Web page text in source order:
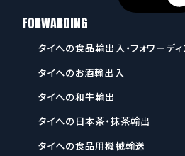
FORWARDING
タイへの食品輸出入・フォワーデ
タイへのお酒輸出入
タイへの和牛輸出
タイへの日本茶・抹茶輸出
タイへの食品用機械輸送